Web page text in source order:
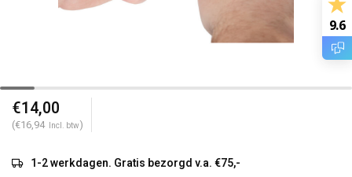
€14,00
(€16,94 Incl. btw)
1-2 werkdagen. Gratis bezorgd v.a. €75,-
9.6